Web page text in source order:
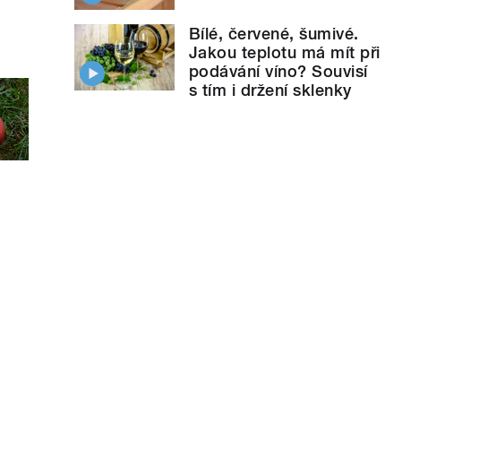
Bílé, červené, šumivé.
Jakou teplotu má mít při
podávání víno? Souvisí
s tím i držení sklenky